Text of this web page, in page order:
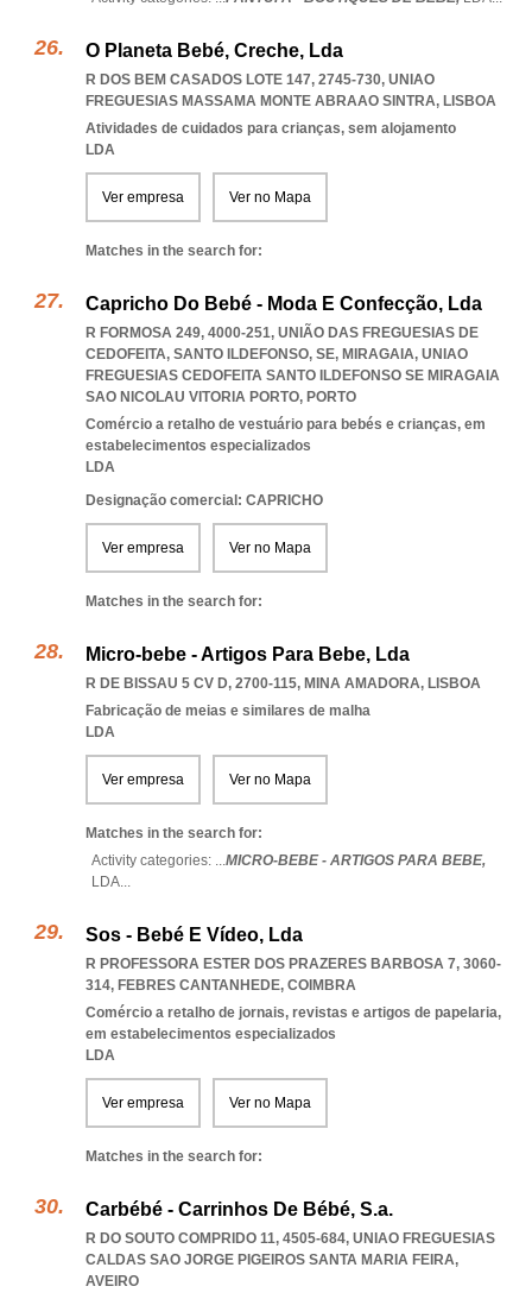
O Planeta Bebé, Creche, Lda
R DOS BEM CASADOS LOTE 147, 2745-730, UNIAO
FREGUESIAS MASSAMA MONTE ABRAAO SINTRA, LISBOA
Atividades de cuidados para crianças, sem alojamento
LDA
Ver empresa Ver no Mapa
Matches in the search for:
Capricho Do Bebé - Moda E Confecção, Lda
R FORMOSA 249, 4000-251, UNIÃO DAS FREGUESIAS DE
CEDOFEITA, SANTO ILDEFONSO, SE, MIRAGAIA, UNIAO
FREGUESIAS CEDOFEITA SANTO ILDEFONSO SE MIRAGAIA
SAO NICOLAU VITORIA PORTO, PORTO
Comércio a retalho de vestuário para bebés e crianças, em
estabelecimentos especializados
LDA
Designação comercial: CAPRICHO
Ver empresa Ver no Mapa
Matches in the search for:
Micro-bebe - Artigos Para Bebe, Lda
R DE BISSAU 5 CV D, 2700-115, MINA AMADORA, LISBOA
Fabricação de meias e similares de malha
LDA
Ver empresa Ver no Mapa
Matches in the search for:
Activity categories: ...MICRO-BEBE - ARTIGOS PARA BEBE,
LDA...
Sos - Bebé E Vídeo, Lda
R PROFESSORA ESTER DOS PRAZERES BARBOSA 7, 3060-
314, FEBRES CANTANHEDE, COIMBRA
Comércio a retalho de jornais, revistas e artigos de papelaria,
em estabelecimentos especializados
LDA
Ver empresa Ver no Mapa
Matches in the search for:
Carbébé - Carrinhos De Bébé, S.a.
R DO SOUTO COMPRIDO 11, 4505-684, UNIAO FREGUESIAS
CALDAS SAO JORGE PIGEIROS SANTA MARIA FEIRA,
AVEIRO